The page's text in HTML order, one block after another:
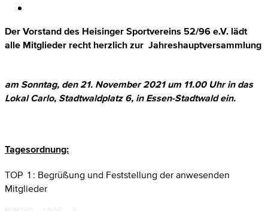
Der Vorstand des Heisinger Sportvereins 52/96 e.V. lädt
alle Mitglieder recht herzlich zur Jahreshauptversammlung
am Sonntag, den 21. November 2021 um 11.00 Uhrin das
Lokal Carlo, Stadtwaldplatz 6, in Essen-Stadtwald ein.
Tagesordnung:
TOP 1 : Begrüßung und Feststellung der anwesenden
Mitglieder